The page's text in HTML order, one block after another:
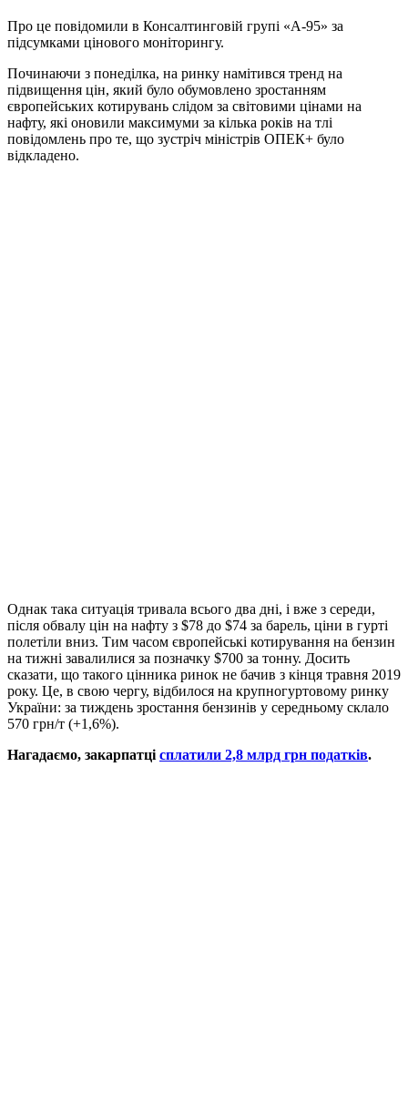
Про це повідомили в Консалтинговій групі «А-95» за
підсумками цінового моніторингу.
Починаючи з понеділка, на ринку намітився тренд на
підвищення цін, який було обумовлено зростанням
європейських котирувань слідом за світовими цінами на
нафту, які оновили максимуми за кілька років на тлі
повідомлень про те, що зустріч міністрів ОПЕК+ було
відкладено.
Однак така ситуація тривала всього два дні, і вже з середи,
після обвалу цін на нафту з $78 до $74 за барель, ціни в гурті
полетіли вниз. Тим часом європейські котирування на бензин
на тижні завалилися за позначку $700 за тонну. Досить
сказати, що такого цінника ринок не бачив з кінця травня 2019
року. Це, в свою чергу, відбилося на крупногуртовому ринку
України: за тиждень зростання бензинів у середньому склало
570 грн/т (+1,6%).
Нагадаємо, закарпатці сплатили 2,8 млрд грн податків.